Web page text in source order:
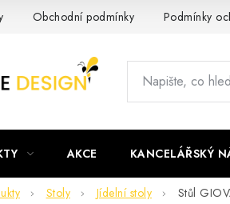
Obchodní podmínky Podmínky
AKCE KANCELÁŘSKÝ
Stoly Jídelní stoly Stůl